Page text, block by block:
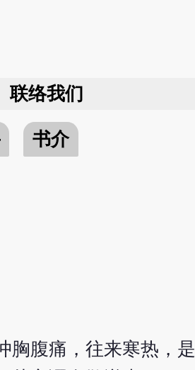
联络我们
书介
腹痛，往来寒热，是